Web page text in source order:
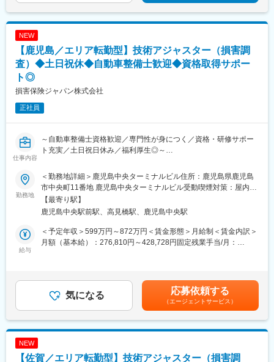
前駅(鹿児島県)、奥武山公園駅、天神南駅、雑餉隈駅、桜町駅(長
崎県)、浦上駅前駅、佐世保駅、西辛島町駅、鹿児島中央駅、いづ
NEW
【鹿児島／エリア転勤型】技術アジャスター（損害調
査）◆土日祝休◆自動車整備士歓迎◆資格取得サポー
ト◎
損害保険ジャパン株式会社
正社員
仕事内容
～自動車整備士資格歓迎／専門性が身につく／資格・研修サポー
ト充実／土日祝日休み／福利厚生◎～
入社後は技術アジャスター資格取得後、保険金サービス部門で、
自動車の損害調査・示談交渉をお任せします。
■職務詳細：
１．自動車損害調査
整備工場と修理範囲や修理計画・金額に関する折衝を行います。
また、事故の事案担当者へ自動車調査結果に関する情報提供を行
い、スムーズな解決に向けて支援を行います。
２．示談交渉
解決していきます。
■育成体制：
技術アジャスター資格取得に向けて、自動車工学や関係法令、自
し、アジャスターとしてのスキルを高められます。
勤務地
＜勤務地詳細＞鹿児島中央ターミナルビル住所：鹿児島県鹿児島
市中央町11番地 鹿児島中央ターミナルビル受動喫煙対策：屋内全
面禁煙変更の範囲：会社の定める事業所（リモートワーク含む）
【最寄り駅】
鹿児島中央駅前駅、高見橋駅、鹿児島中央駅
給与
＜予定年収＞599万円～872万円＜賃金形態＞月給制＜賃金内訳＞
月額（基本給）：276,810円～428,728円固定残業手当/月：
賞与：年2回（会社業績、評価による）■昇給：あり※賃金はあく
までも目安の金額であり、選考を通じて上下する可能性がありま
す。※各種手当てを規程に従い支給※技術アジャスター資格保有者
は優遇します。※超過した時間外労働の残業時間代は追加支給賃金
はあくまでも目安の金額であり、選考を通じて上下する可能性が
気になる 応募依頼する
（エージェントサービス）
NEW
【佐賀／エリア転勤型】技術アジャスター（損害調